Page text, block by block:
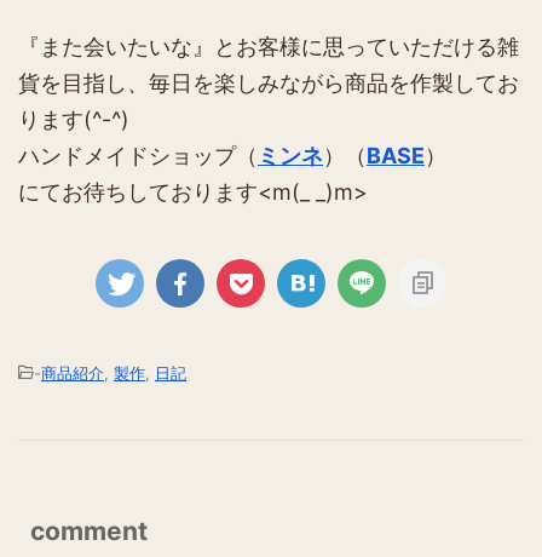
『また会いたいな』とお客様に思っていただける雑
貨を目指し、毎日を楽しみながら商品を作製してお
ります(^-^)
ハンドメイドショップ（ ミンネ）（BASE）
にてお待ちしております<m(_ _)m>
-商品紹介 製作 日記
comment